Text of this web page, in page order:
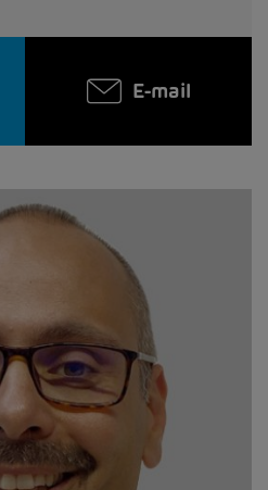
E-mail